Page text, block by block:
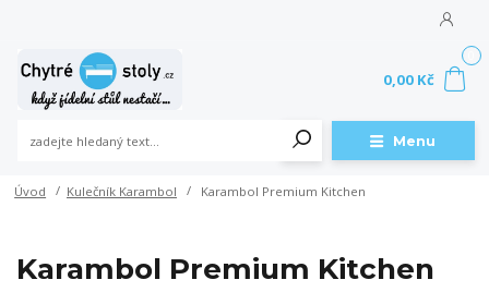
Menu
0,00 Kč
Úvod Kulečník Karambol Karambol Premium Kitchen
Karambol Premium Kitchen